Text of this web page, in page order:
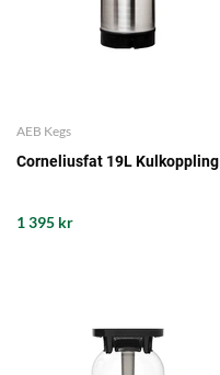
AEB Kegs
Corneliusfat 19L Kulkoppling
1 395 kr